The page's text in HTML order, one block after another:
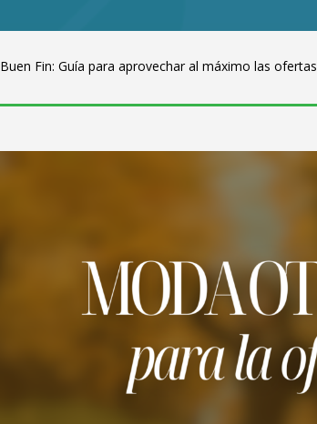
Buen Fin: Guía para aprovechar al máximo las ofertas